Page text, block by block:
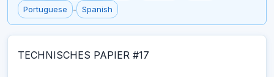
Portuguese
- Spanish
TECHNISCHES PAPIER #17